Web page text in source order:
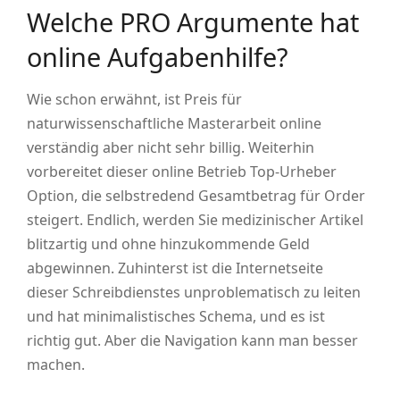
Welche PRO Argumente hat
online Aufgabenhilfe?
Wie schon erwähnt, ist Preis für
naturwissenschaftliche Masterarbeit online
verständig aber nicht sehr billig. Weiterhin
vorbereitet dieser online Betrieb Top-Urheber
Option, die selbstredend Gesamtbetrag für Order
steigert. Endlich, werden Sie medizinischer Artikel
blitzartig und ohne hinzukommende Geld
abgewinnen. Zuhinterst ist die Internetseite
dieser Schreibdienstes unproblematisch zu leiten
und hat minimalistisches Schema, und es ist
richtig gut. Aber die Navigation kann man besser
machen.